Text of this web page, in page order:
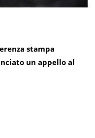
stampa
un appello al